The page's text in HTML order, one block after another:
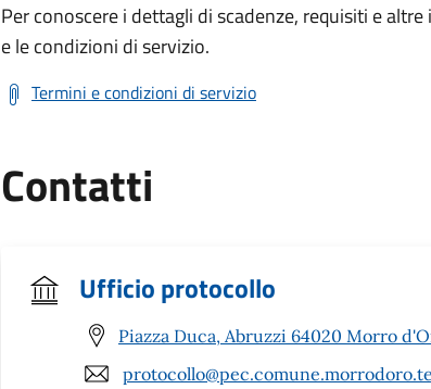
Per conoscere i dettagli di scadenze, requisiti e
e le condizioni di servizio.
Termini e condizioni di servizio
Contatti
Ufficio protocollo
Piazza Duca, Abruzzi 64020 Morro